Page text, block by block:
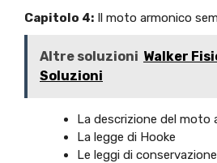
Capitolo 4: Il moto armonico
Altre soluzioni Walker
Soluzioni
La descrizione del moto
La legge di Hooke
Le leggi di